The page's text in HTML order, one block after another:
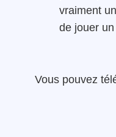
vraiment
de jouer un
Vous pouvez